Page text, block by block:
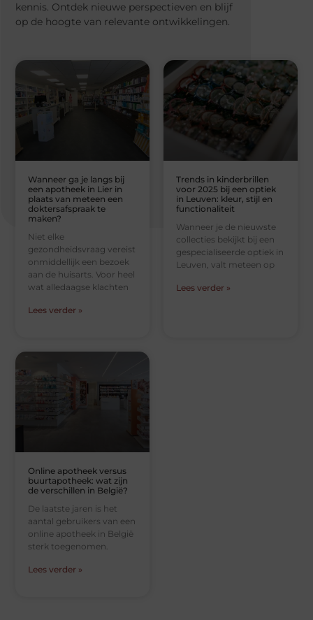
kennis. Ontdek nieuwe perspectieven en blijf
op de hoogte van relevante ontwikkelingen.
Wanneer ga je langs bij
een apotheek in Lier in
plaats van meteen een
doktersafspraak te
maken?
Niet elke
gezondheidsvraag vereist
onmiddellijk een bezoek
aan de huisarts. Voor heel
wat alledaagse klachten
Lees verder »
Trends in kinderbrillen
voor 2025 bij een optiek
in Leuven: kleur, stijl en
functionaliteit
Wanneer je de nieuwste
collecties bekijkt bij een
gespecialiseerde optiek in
Leuven, valt meteen op
Lees verder »
Online apotheek versus
buurtapotheek: wat zijn
de verschillen in België?
De laatste jaren is het
aantal gebruikers van een
online apotheek in België
sterk toegenomen.
Lees verder »